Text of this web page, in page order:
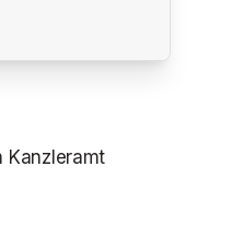
Kanzleramt